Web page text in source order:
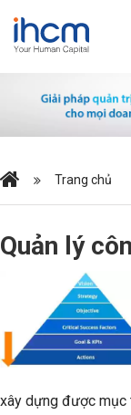
Trang chủ
Quản lý
xây dựng được mục